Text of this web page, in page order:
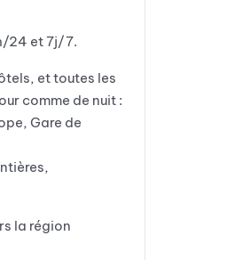
24 et 7j/7.
et toutes les
comme de nuit :
Gare de
la région